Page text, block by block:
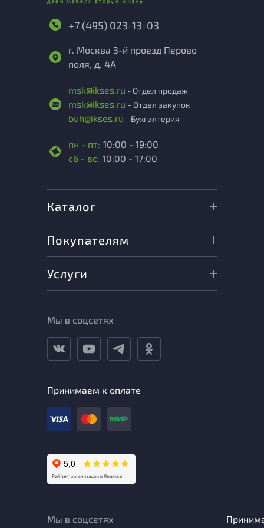
+7 (495) 023-13-03
г. Москва 3-й проезд Перово
поля, д. 4А
msk@ikses.ru - Отдел продаж
msk@ikses.ru - Отдел закупок
buh@ikses.ru - Бухгалтерия
пн - пт: 10:00 - 19:00
сб - вс: 10:00 - 17:00
Каталог
Покупателям
Услуги
Мы в соцсетях
Принимаем к оплате
Мы в соцсетях